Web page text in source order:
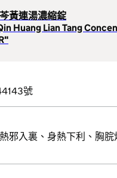
黃連湯濃縮錠
Huang Lian Tang
號
邪入裏、身熱下利、胸脘